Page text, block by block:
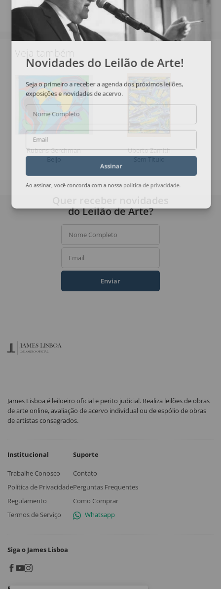
Veja também
Rubens Gerchman
Beijo
Uberto Zamith
Sem Título
Novidades do Leilão de Arte!
Seja o primeiro a receber a agenda dos próximos leilões,
exposições e novidades de acervo.
Nome Completo
Email
Assinar
Ao assinar, você concorda com a nossa política de privacidade
do Leilão de Arte?
Nome Completo
Email
Enviar
James Lisboa é leiloeiro oficial e perito judicial. Realiza leilões de obras
de arte online, avaliação de acervo individual ou de espólio de obras
de artistas consagrados.
Institucional
Trabalhe Conosco
Política de Privacidade
Regulamento
Termos de Serviço
Suporte
Contato
Perguntas Frequentes
Como Comprar
Whatsapp
Siga o James Lisboa